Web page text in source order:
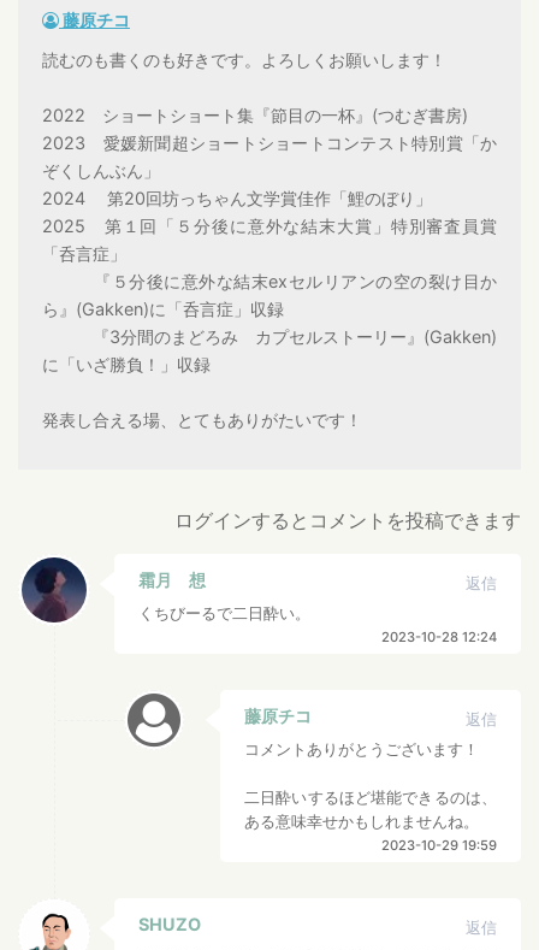
藤原チコ
読むのも書くのも好きです。よろしくお願いします！
2022 ショートショート集『節目の一杯』(つむぎ書房)
2023 愛媛新聞超ショートショートコンテスト特別賞「か
ぞくしんぶん」
2024 第20回坊っちゃん文学賞佳作「鯉のぼり」
2025 第１回「５分後に意外な結末大賞」特別審査員賞
「呑言症」
『５分後に意外な結末exセルリアンの空の裂け目か
ら』(Gakken)に「呑言症」収録
『3分間のまどろみ カプセルストーリー』(Gakken)
に「いざ勝負！」収録
発表し合える場、とてもありがたいです！
ログインするとコメントを投稿できます
霜月 想
返信
くちびーるで二日酔い。
2023-10-28 12:24
藤原チコ
返信
コメントありがとうございます！
二日酔いするほど堪能できるのは、
ある意味幸せかもしれませんね。
2023-10-29 19:59
SHUZO
返信